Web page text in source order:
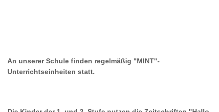
An unserer Schule finden regelmäßig "MINT"-
Unterrichtseinheiten statt.